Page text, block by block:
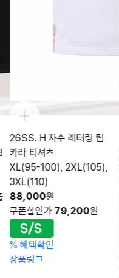
26SS. H 자수 레터링 팁
카라 티셔츠
XL(95-100), 2XL(105),
3XL(110)
88,000원
쿠폰할인가 79,200원
% 혜택확인
상품링크